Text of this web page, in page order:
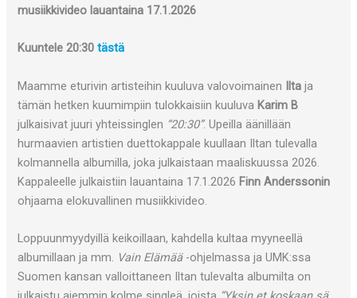
musiikkivideo lauantaina 17.1.2026
Kuuntele 20:30tästä
Maamme eturivin artisteihin kuuluva valovoimainen Iltaja
tämän hetken kuumimpiin tulokkaisiin kuuluva Karim B
julkaisivat juuri yhteissinglen “20:30”. Upeilla äänillään
hurmaavien artistien duettokappale kuullaan Iltan tulevalla
kolmannella albumilla, joka julkaistaan maaliskuussa 2026.
Kappaleelle julkaistiin lauantaina 17.1.2026 Finn Anderssonin
ohjaama elokuvallinen musiikkivideo.
Loppuunmyydyillä keikoillaan, kahdella kultaa myyneellä
albumillaan ja mm. Vain Elämää-ohjelmassa ja UMK:ssa
Suomen kansan valloittaneen Iltan tulevalta albumilta on